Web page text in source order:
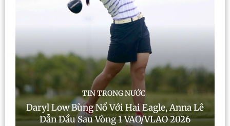
TIN TRONG NƯỚC
Daryl Low Bùng Nổ Với Hai Eagle, Anna Lê
Dẫn Đầu Sau Vòng 1 VAO/VLAO 2026